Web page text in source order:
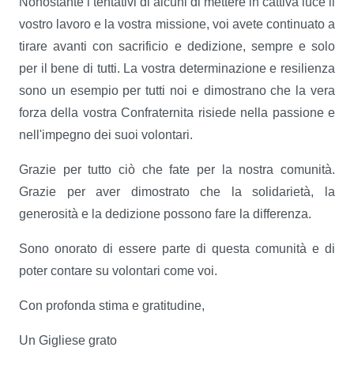
vostro lavoro e la vostra missione, voi avete continuato a
tirare avanti con sacrificio e dedizione, sempre e solo
per il bene di tutti. La vostra determinazione e resilienza
sono un esempio per tutti noi e dimostrano che la vera
forza della vostra Confraternita risiede nella passione e
nell'impegno dei suoi volontari.
Grazie per tutto ciò che fate per la nostra comunità.
Grazie per aver dimostrato che la solidarietà, la
generosità e la dedizione possono fare la differenza.
Sono onorato di essere parte di questa comunità e di
poter contare su volontari come voi.
Con profonda stima e gratitudine,
Un Gigliese grato